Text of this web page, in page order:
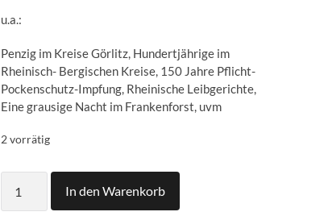
u.a.:
Penzig im Kreise Görlitz, Hundertjährige im
Rheinisch- Bergischen Kreise, 150 Jahre Pflicht-
Pockenschutz-Impfung, Rheinische Leibgerichte,
Eine grausige Nacht im Frankenforst, uvm
2 vorrätig
Bergischer
Kalender
1960
In den Warenkorb